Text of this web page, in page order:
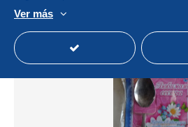
Estatus
Ver más